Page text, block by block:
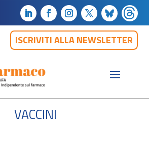
ISCRIVITI ALLA NEWSLETTER
vaccini